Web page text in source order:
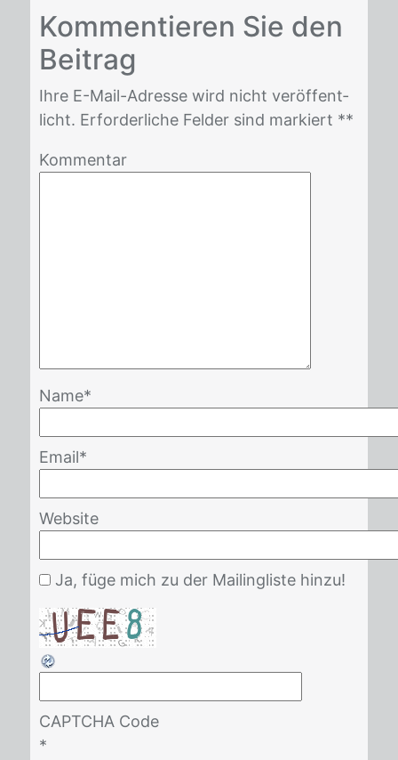
Kom­men­tie­ren Sie den
Bei­trag
Ihre E-Mail-Adres­se wird nicht ver­öf­fent­
licht. Er­for­der­li­che Fel­der sind mar­kiert **
Kommentar
Name*
Email*
Website
Ja, füge mich zu der Mailingliste hinzu!
CAPTCHA Code
*